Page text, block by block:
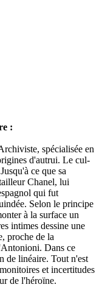
:
spécialisée en
d'autrui. Le cul-
ce que sa
Chanel, lui
qui fut
Selon le principe
à la surface un
intimes dessine une
proche de la
Dans ce
de linéaire. Tout n'est
et incertitudes
de l'héroïne.